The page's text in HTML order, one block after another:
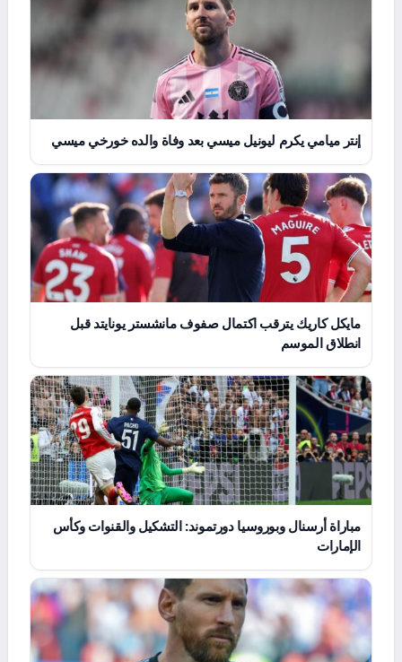
إنتر ميامي يكرم ليونيل ميسي بعد وفاة والده خورخي ميسي
مايكل كاريك يترقب اكتمال صفوف مانشستر يونايتد قبل
انطلاق الموسم
مباراة أرسنال وبوروسيا دورتموند: التشكيل والقنوات وكأس
الإمارات